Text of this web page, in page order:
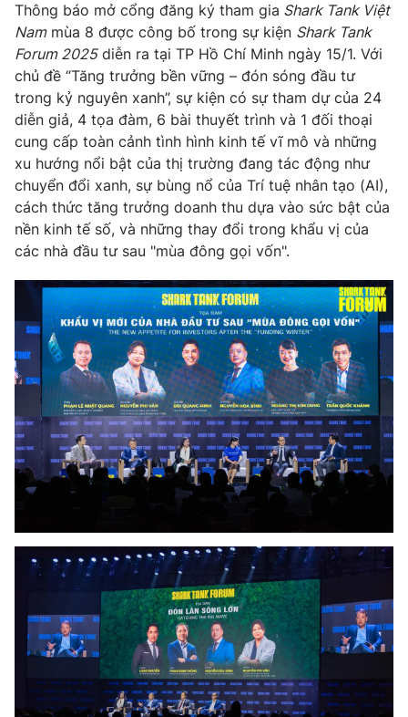
Khán giả
Giải sao mai
Âm nhạc
Sao
Du lịch
Làm đẹp
Chất lượng cuộc sống
Giáo dục
Tuyển sinh
Học trực tuyến
Công nghệ
Hitech Công nghệ tương lai
Sản phẩm
Thị trường
Tư vấn
Giao lưu trực tuyến
Lịch phát sóng
Emagazine Podcast
Photo Infographic
Video Shorts video
VTV Money VTV Thể thao
Thị trường 24h Tấm lòng Việt
VTV4 Vươn mình bằng AI
VTV8
Thông báo mở cổng đăng ký tham gia Shark Tank Việt
Nammùa 8 được công bố trong sự kiện Shark Tank
Forum 2025diễn ra tại TP Hồ Chí Minh ngày 15/1. Với
chủ đề “Tăng trưởng bền vững – đón sóng đầu tư
trong kỷ nguyên xanh”, sự kiện có sự tham dự của 24
diễn giả, 4 tọa đàm, 6 bài thuyết trình và 1 đối thoại
cung cấp toàn cảnh tình hình kinh tế vĩ mô và những
xu hướng nổi bật của thị trường đang tác động như
chuyển đổi xanh, sự bùng nổ của Trí tuệ nhân tạo (AI),
cách thức tăng trưởng doanh thu dựa vào sức bật của
nền kinh tế số, và những thay đổi trong khẩu vị của
các nhà đầu tư sau "mùa đông gọi vốn".